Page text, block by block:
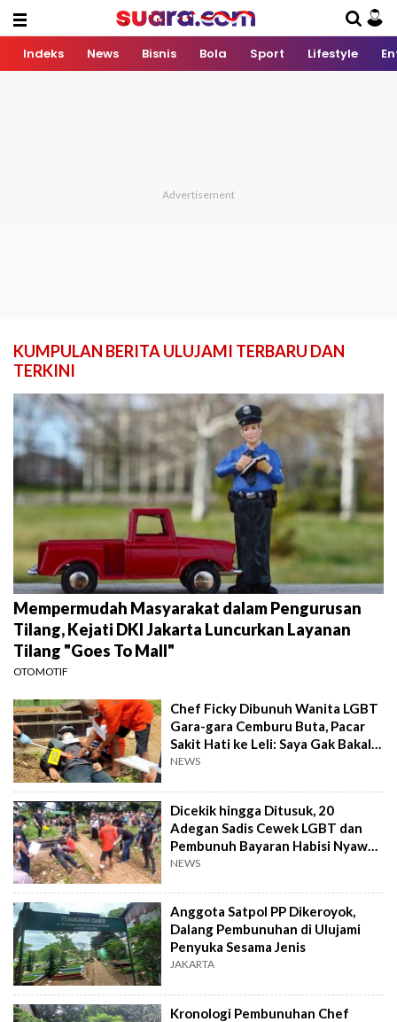
Indeks News Bisnis Bola Sport Lifestyle
KUMPULAN BERITA ULUJAMI TERBARU DAN
TERKINI
Mempermudah Masyarakat dalam Pengurusan
Tilang, Kejati DKI Jakarta Luncurkan Layanan
Tilang "Goes To Mall"
OTOMOTIF
Chef Ficky Dibunuh Wanita LGBT
Gara-gara Cemburu Buta, Pacar
Sakit Hati ke Leli: Saya Gak Bakal
Maafkan!
NEWS
Dicekik hingga Ditusuk, 20
Adegan Sadis Cewek LGBT dan
Pembunuh Bayaran Habisi Nyawa
Ficky di Kuburan
NEWS
Anggota Satpol PP Dikeroyok,
Dalang Pembunuhan di Ulujami
Penyuka Sesama Jenis
JAKARTA
Kronologi Pembunuhan Chef